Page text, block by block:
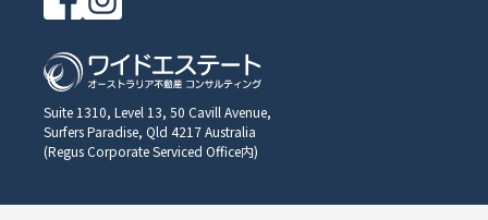
Suite 1310, Level 13, 50 Cavill Avenue,
Surfers Paradise, Qld 4217 Australia
(Regus Corporate Serviced Office内)